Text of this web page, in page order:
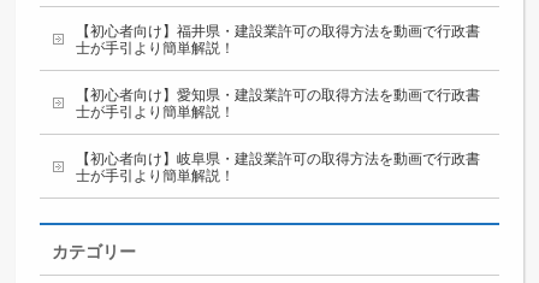
【初心者向け】福井県・建設業許可の取得方法を動画で行政書
士が手引より簡単解説！
【初心者向け】愛知県・建設業許可の取得方法を動画で行政書
士が手引より簡単解説！
【初心者向け】岐阜県・建設業許可の取得方法を動画で行政書
士が手引より簡単解説！
カテゴリー